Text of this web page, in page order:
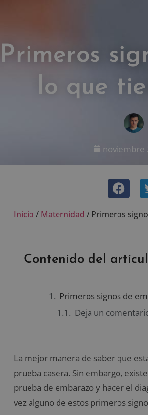
Primeros
lo que
noviembre
Inicio / Maternidad / Primeros
Contenido del
Primeros signos de
Deja un
La mejor manera de saber que
prueba casera. Sin embargo,
prueba de embarazo y hacer el
vez alguno de estos primeros